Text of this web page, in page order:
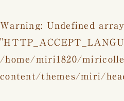
Warning: Undefined
/home/miri1820/
content/themes/miri/